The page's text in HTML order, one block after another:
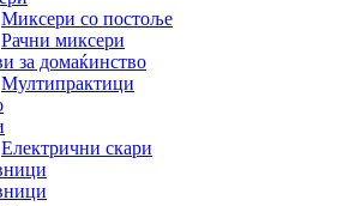
Миксери со постоље
Рачни миксери
за домаќинство
Мултипрактици
Електрични скари